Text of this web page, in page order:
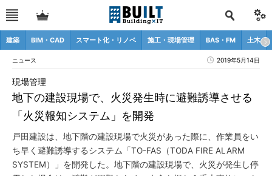
建築 BIM・CAD スマート化・リノベ 施工・現場管理 BAS・FM 土木
ニュース 2019年5月14日
地下の建設現場で、火災発生時に避難誘導させる
「火災報知システム」を開発
現場管理
戸田建設は、地下階の建設現場で火災があった際に、作業員をい
ち早く避難誘導するシステム「TO-FAS（TODA FIRE ALARM
SYSTEM）」を開発した。地下階の建設現場で、火災が発生し停